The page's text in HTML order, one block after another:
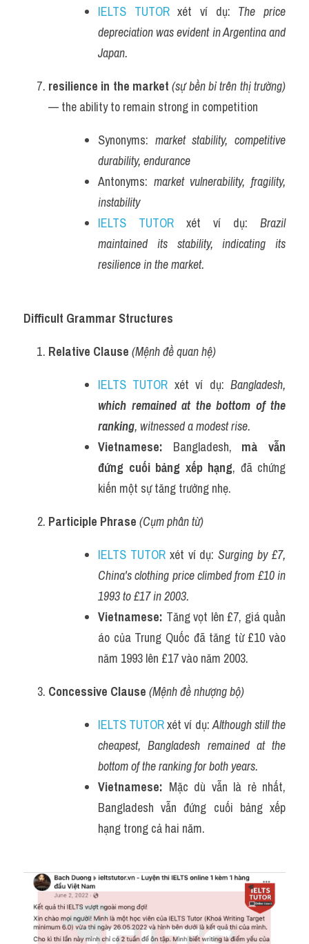
IELTS TUTOR xét ví dụ: The price
depreciation was evident in Argentina and
Japan.
resilience in the market (sự bền bỉ trên thị trường)
— the ability to remain strong in competition
Synonyms: market stability, competitive
durability, endurance
Antonyms: market vulnerability, fragility,
instability
IELTS TUTOR xét ví dụ: Brazil
maintained its stability, indicating its
resilience in the market.
Difficult Grammar Structures
Relative Clause (Mệnh đề quan hệ)
IELTS TUTOR xét ví dụ:
which remained at the bottom of the
ranking, witnessed a modest rise.
Vietnamese: Bangladesh, mà vẫn
đứng cuối bảng xếp hạng, đã chứng
kiến một sự tăng trưởng nhẹ.
Participle Phrase (Cụm phân từ)
IELTS TUTOR xét ví dụ: Surging by £7,
China's clothing price climbed from £10 in
1993 to £17 in 2003.
Vietnamese: Tăng vọt lên £7, giá quần
áo của Trung Quốc đã tăng từ £10 vào
năm 1993 lên £17 vào năm 2003.
Concessive Clause (Mệnh đề nhượng bộ)
IELTS TUTOR xét ví dụ: Although still the
cheapest, Bangladesh remained at the
bottom of the ranking for both years.
Vietnamese: Mặc dù vẫn là rẻ nhất,
Bangladesh vẫn đứng cuối bảng xếp
hạng trong cả hai năm.